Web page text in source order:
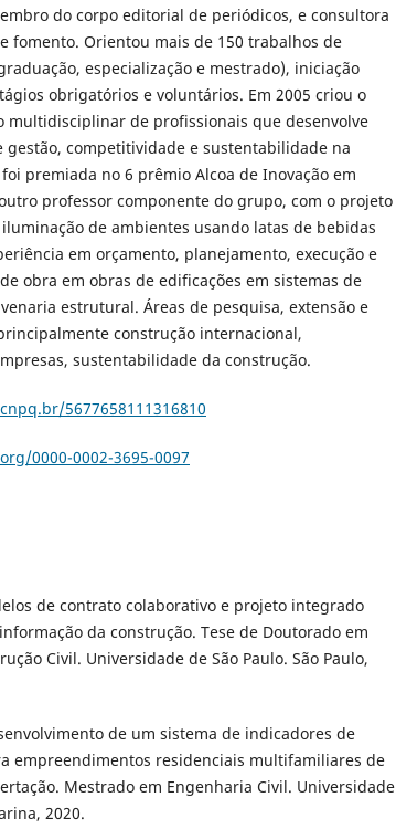
do corpo editorial de periódicos, e consultora
fomento. Orientou mais de 150 trabalhos de
especialização e mestrado), iniciação
obrigatórios e voluntários. Em 2005 criou o
multidisciplinar de profissionais que desenvolve
gestão, competitividade e sustentabilidade na
premiada no 6 prêmio Alcoa de Inovação em
professor componente do grupo, com o projeto
de ambientes usando latas de bebidas
em orçamento, planejamento, execução e
obra em obras de edificações em sistemas de
estrutural. Áreas de pesquisa, extensão e
construção internacional,
sustentabilidade da construção.
5677658111316810
0000-0002-3695-0097
de contrato colaborativo e projeto integrado
da construção. Tese de Doutorado em
Civil. Universidade de São Paulo. São Paulo,
de um sistema de indicadores de
empreendimentos residenciais multifamiliares de
Mestrado em Engenharia Civil. Universidade
2020.